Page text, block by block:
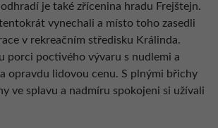
je také zřícenina hradu Frejštejn.
vynechali a místo toho zasedli
v rekreačním středisku Králinda.
porci poctivého vývaru s nudlemi a
opravdu lidovou cenu. S plnými břichy
ve splavu a nadmíru spokojeni si užívali